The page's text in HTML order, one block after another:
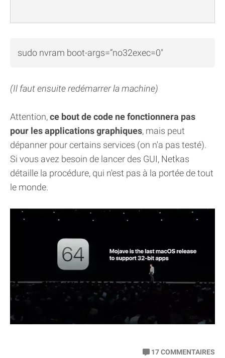
sudo nvram boot-args=”no32exec=0″
(Il faut ensuite redémarrer la machine)
Attention,ce bout de code ne fonctionnera pas
pour les applications graphiques, mais peut
dépanner pour certains services (on n'a pas testé).
Si vous avez besoin de lancer des GUI, Netkas
détaille la procédure, qui n'est pas à la portée de tout
le monde.
17COMMENTAIRES